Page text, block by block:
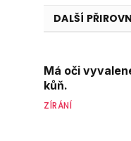
DALŠÍ
Má oči
kůň.
ZÍRÁNÍ